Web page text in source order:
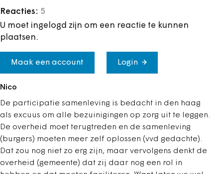
Reacties: 5
U moet ingelogd zijn om een reactie te kunnen
plaatsen.
Maak een account Login
Nico
De participatie samenleving is bedacht in den haag
als excuus om alle bezuinigingen op zorg uit te leggen.
De overheid moet terugtreden en de samenleving
(burgers) moeten meer zelf oplossen (vvd gedachte).
Dat zou nog niet zo erg zijn, maar vervolgens denkt de
overheid (gemeente) dat zij daar nog een rol in